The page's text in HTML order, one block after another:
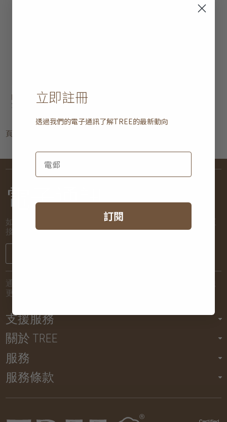
light frame 鏡
2 選項
HK$6,950
頁
電子通訊
如欲了解新到貨品和推廣活動的最新消息，讓我們將詳情直
接發送到您的電子郵箱！
通過提交您的電子郵件地址，您將同意讓我們定期向您發送
更新動態，但您亦可以隨時取消訂閱。
支援服務
關於 TREE
服務
服務條款
立即註冊
透過我們的電子通訊了解TREE的最新動向
訂閱